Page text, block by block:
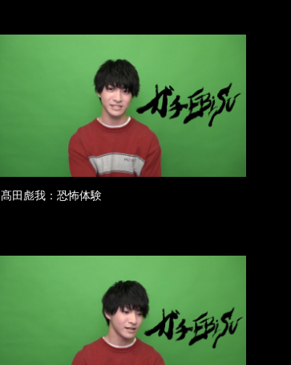
髙田彪我：恐怖体験